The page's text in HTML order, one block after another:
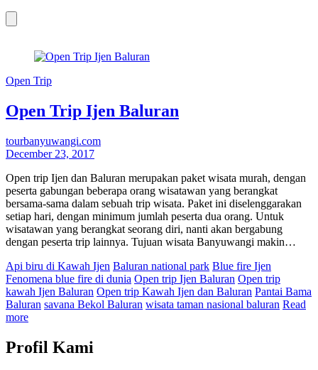
Open Trip
Open Trip Ijen Baluran
tourbanyuwangi.com
December 23, 2017
Open trip Ijen dan Baluran merupakan paket wisata murah, dengan
peserta gabungan beberapa orang wisatawan yang berangkat
bersama-sama dalam sebuah trip wisata. Paket ini diselenggarakan
setiap hari, dengan minimum jumlah peserta dua orang. Untuk
wisatawan yang berangkat seorang diri, nanti akan bergabung
dengan peserta trip lainnya. Tujuan wisata Banyuwangi makin…
Api biru di Kawah Ijen Baluran national park Blue fire Ijen
Fenomena blue fire di dunia Open trip Ijen Baluran Open trip
kawah Ijen Baluran Open trip Kawah Ijen dan Baluran Pantai Bama
Baluran savana Bekol Baluran wisata taman nasional baluran Read
more
Profil Kami